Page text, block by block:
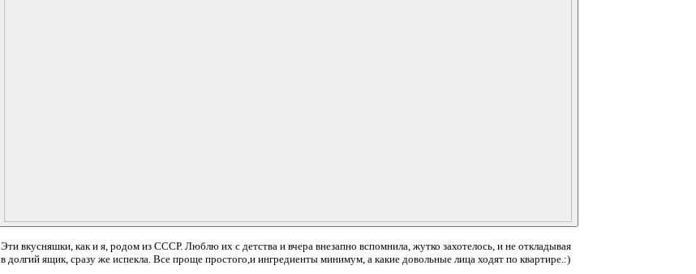
Эти вкусняшки, как и я, родом из СССР. Люблю их с детства и вчера внезапно вспомнила, жутко захотелось, и не откладывая
в долгий ящик, сразу же испекла. Все проще простого,и ингредиенты минимум, а какие довольные лица ходят по квартире.:)